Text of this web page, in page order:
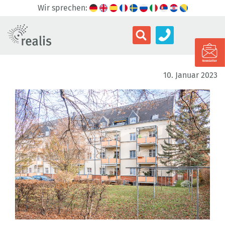
Wir sprechen:
10. Januar 2023